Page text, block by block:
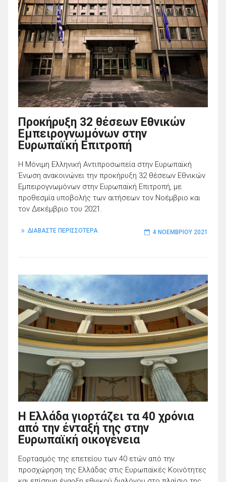
Προκήρυξη 32 θέσεων Εθνικών
Εμπειρογνωμόνων στην
Ευρωπαϊκή Επιτροπή
Η Μόνιμη Ελληνική Αντιπροσωπεία στην Ευρωπαϊκή
Ένωση ανακοινώνει την προκήρυξη 32 θέσεων Εθνικών
Εμπειρογνωμόνων στην Ευρωπαϊκή Επιτροπή, με
προθεσμία υποβολής των αιτήσεων τον Νοέμβριο και
τον Δεκέμβριο του 2021.
ΔΙΑΒΑΣΤΕ ΠΕΡΙΣΣΟΤΕΡΑ 4 ΝΟΕΜΒΡΊΟΥ 2021
Η Ελλάδα γιορτάζει τα 40 χρόνια
από την ένταξή της στην
Ευρωπαϊκή οικογένεια
Εορτασμός της επετείου των 40 ετών από την
προσχώρηση της Ελλάδας στις Ευρωπαϊκές Κοινότητες